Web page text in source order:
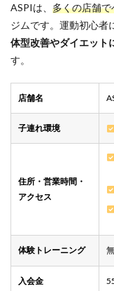
ASPIは、 多くの店舗
ジムです。運動初心者
体型改善やダイエット
す。
店舗名
子連れ環境
住所・営業時間・
アクセス
体験トレーニング
入会金